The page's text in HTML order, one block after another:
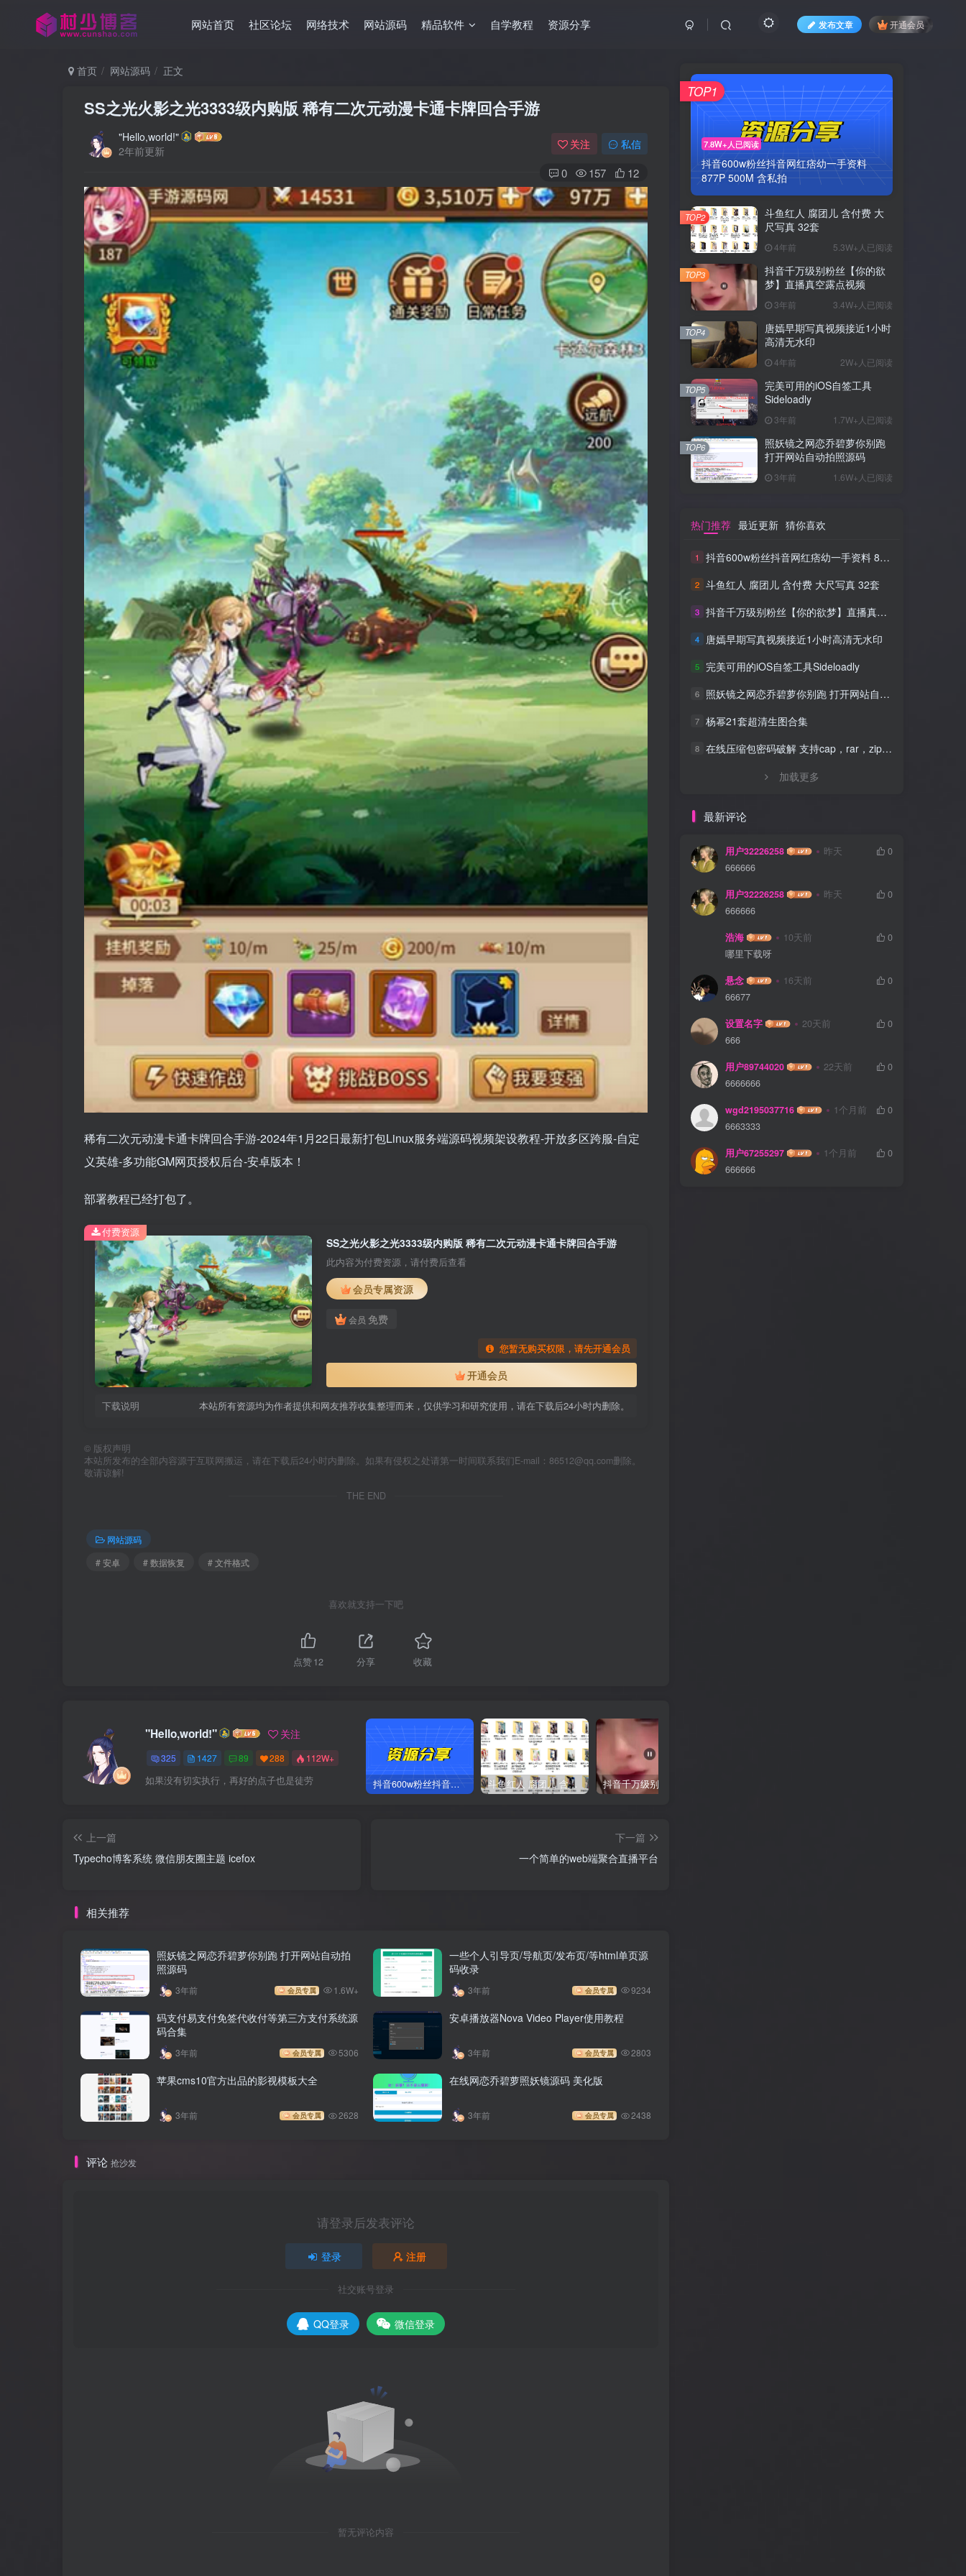
网站首页 社区论坛 网络技术 网站源码 精品软件 自学教程 资源分享 发布文章 开通会员
首页 网站源码 正文
SS之光火影之光3333级内购版 稀有二次元动漫卡通卡牌回合手游
"Hello,world!"
2年前更新
关注 私信
0 157 12
稀有二次元动漫卡通卡牌回合手游-2024年1月22日最新打包Linux服务端源码视频架设教程-开放多区跨服-自定
义英雄-多功能GM网页授权后台-安卓版本！
部署教程已经打包了。
SS之光火影之光3333级内购版 稀有二次元动漫卡通卡牌回合手游
此内容为付费资源，请付费后查看
会员专属资源
会员 免费
您暂无购买权限，请先开通会员
开通会员
下载说明 本站所有资源均为作者提供和网友推荐收集整理而来，仅供学习和研究使用，请在下载后24小时内删除。
付费资源
© 版权声明
本站所发布的全部内容源于互联网搬运，请在下载后24小时内删除。如果有侵权之处请第一时间联系我们E-mail：86512@qq.com删除。
敬请谅解!
THE END
网站源码
# 安卓
# 数据恢复 # 文件格式
喜欢就支持一下吧
点赞12 分享 收藏
"Hello,world!" 关注
325 1427 89 288 112W+
如果没有切实执行，再好的点子也是徒劳 抖音600w粉丝抖音网红痞幼一手资料 877P 500M 含私拍 斗鱼红人 腐团儿 含付费 大尺写真 32套
上一篇
Typecho博客系统 微信朋友圈主题 icefox
下一篇
一个简单的web端聚合直播平台
相关推荐
照妖镜之网恋乔碧萝你别跑 打开网站自动拍
照源码
3年前 会员专属 1.6W+
一些个人引导页/导航页/发布页/等html单页源
码收录
3年前 会员专属 9234
码支付易支付免签代收付等第三方支付系统源
码合集
3年前 会员专属 5306
安卓播放器Nova Video Player使用教程
3年前 会员专属 2803
苹果cms10官方出品的影视模板大全
3年前 会员专属 2628
在线网恋乔碧萝照妖镜源码 美化版
3年前 会员专属 2438
评论 抢沙发
请登录后发表评论
登录 注册
社交账号登录
QQ登录 微信登录
暂无评论内容
7.8W+人已阅读
抖音600w粉丝抖音网红痞幼一手资料
877P 500M 含私拍
TOP1
斗鱼红人 腐团儿 含付费 大
尺写真 32套
4年前 5.3W+人已阅读
TOP2
抖音千万级别粉丝【你的欲
梦】直播真空露点视频
3年前 3.4W+人已阅读
TOP3
唐嫣早期写真视频接近1小时
高清无水印
4年前 2W+人已阅读
TOP4
完美可用的iOS自签工具
Sideloadly
3年前 1.7W+人已阅读
TOP5
照妖镜之网恋乔碧萝你别跑
打开网站自动拍照源码
3年前 1.6W+人已阅读
TOP6
热门推荐 最近更新 猜你喜欢
1 抖音600w粉丝抖音网红痞幼一手资料 877P 500M 含私拍
2 斗鱼红人 腐团儿 含付费 大尺写真 32套
3 抖音千万级别粉丝【你的欲梦】直播真空露点视频
4 唐嫣早期写真视频接近1小时高清无水印
5 完美可用的iOS自签工具Sideloadly
6 照妖镜之网恋乔碧萝你别跑 打开网站自动拍照源码
7 杨幂21套超清生图合集
8 在线压缩包密码破解 支持cap，rar，zip，7z，excel，ppt，word，office等文件
加载更多
最新评论
用户32226258 昨天
0
666666
用户32226258 昨天
0
666666
浩海 10天前
0
哪里下载呀
悬念 16天前
0
66677
设置名字 20天前
0
666
用户89744020 22天前
0
6666666
wgd2195037716 1个月前
0
6663333
用户67255297 1个月前
0
666666